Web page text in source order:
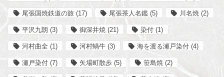
尾張国焼鉄道の旅 (17) 尾張茶人名鑑 (5) 川名焼 (2)
平沢九朗 (3) 御深井焼 (21) 染付 (1)
河村曲全 (1) 河村蝸牛 (3) 海を渡る瀬戸染付 (4)
瀬戸染付 (7) 矢場町散歩 (5) 笹島焼 (2)